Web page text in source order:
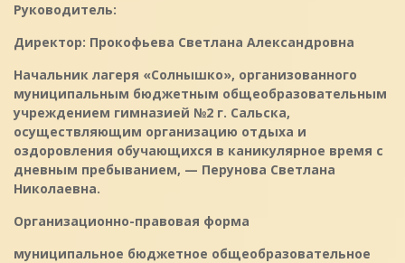
Руководитель:
Директор: Прокофьева Светлана Александровна
Начальник лагеря «Солнышко», организованного
муниципальным бюджетным общеобразовательным
учреждением гимназией №2 г. Сальска,
осуществляющим организацию отдыха и
оздоровления обучающихся в каникулярное время с
дневным пребыванием, — Перунова Светлана
Николаевна.
Организационно-правовая форма
муниципальное бюджетное общеобразовательное